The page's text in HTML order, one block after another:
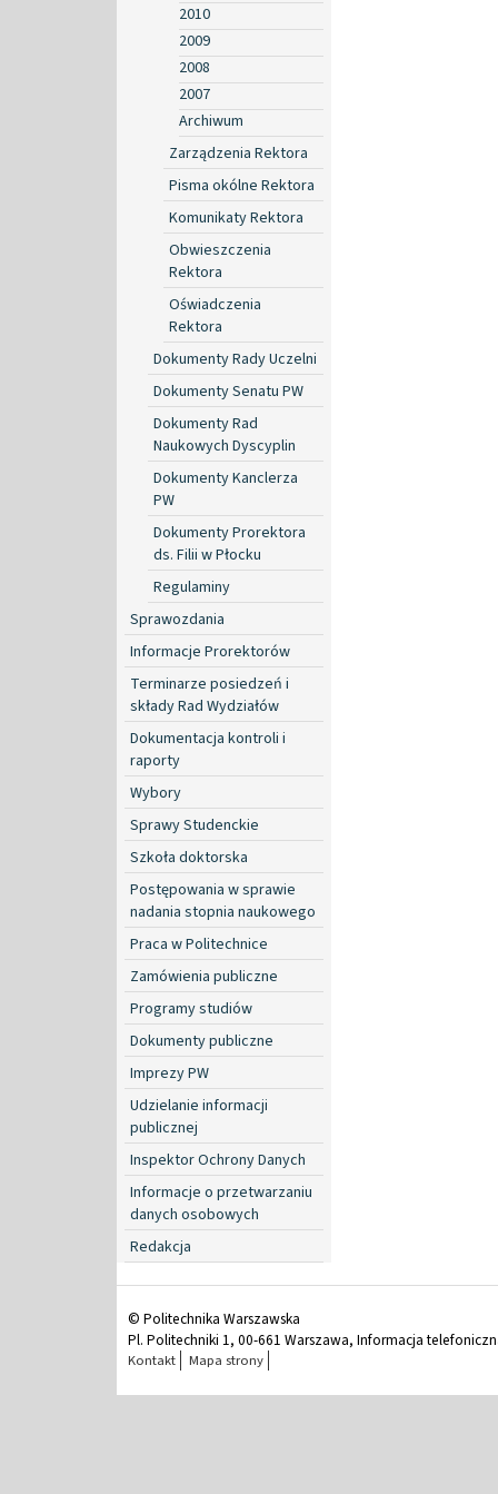
2010
2009
2008
2007
Archiwum
Zarządzenia Rektora
Pisma okólne Rektora
Komunikaty Rektora
Obwieszczenia
Rektora
Oświadczenia
Rektora
Dokumenty Rady Uczelni
Dokumenty Senatu PW
Dokumenty Rad
Naukowych Dyscyplin
Dokumenty Kanclerza
PW
Dokumenty Prorektora
ds. Filii w Płocku
Regulaminy
Sprawozdania
Informacje Prorektorów
Terminarze posiedzeń i
składy Rad Wydziałów
Dokumentacja kontroli i
raporty
Wybory
Sprawy Studenckie
Szkoła doktorska
Postępowania w sprawie
nadania stopnia naukowego
Praca w Politechnice
Zamówienia publiczne
Programy studiów
Dokumenty publiczne
Imprezy PW
Udzielanie informacji
publicznej
Inspektor Ochrony Danych
Informacje o przetwarzaniu
danych osobowych
Redakcja
© Politechnika Warszawska
Pl. Politechniki 1, 00-661 Warszawa, Informacja
Kontakt Mapa strony